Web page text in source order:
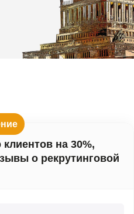
на 30%,
о рекрутинговой